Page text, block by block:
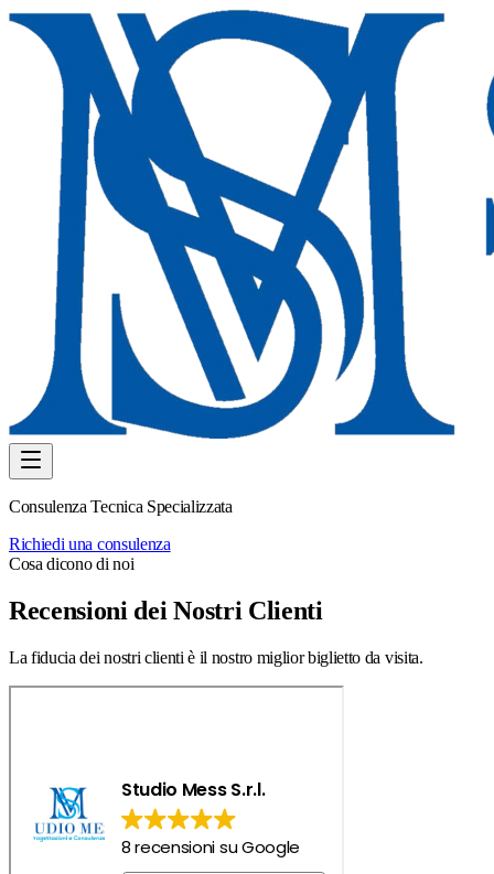
Consulenza Tecnica Specializzata
Richiedi una consulenza
Cosa dicono di noi
Recensioni dei Nostri Clienti
La fiducia dei nostri clienti è il nostro miglior biglietto da visita.